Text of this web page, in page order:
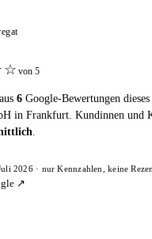
☆ von 5
6Google-Bewertungen
in Frankfurt. Kundinnen und
.
2026 · nur Kennzahlen, keine
↗